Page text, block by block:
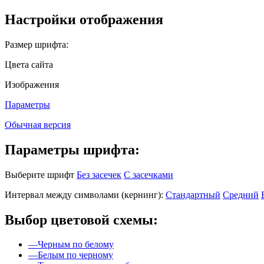
Настройки отображения
Размер шрифта:
Цвета сайта
Изображения
Параметры
Обычная версия
Параметры шрифта:
Выберите шрифт Без засечек С засечками
Интервал между символами (кернинг): Стандартный Средний
Выбор цветовой схемы:
—Черным по белому
—Белым по черному